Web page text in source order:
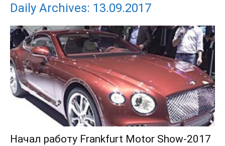
Daily Archives: 13.09.2017
Начал работу Frankfurt Motor Show-2017